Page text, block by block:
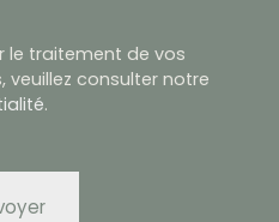
le traitement de vos
veuillez consulter notre
.